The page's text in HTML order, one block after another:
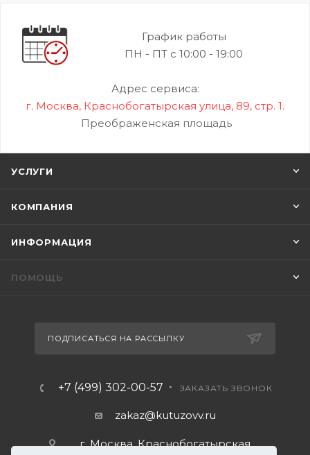
График работы
ПН - ПТ с 10:00 - 19:00
Адрес сервиса:
г. Москва, Краснобогатырская улица, 89, стр. 1.
Преображенская площадь
УСЛУГИ
КОМПАНИЯ
ИНФОРМАЦИЯ
ПОМОЩЬ
ПОДПИСАТЬСЯ НА РАССЫЛКУ
+7 (499) 302-00-57 ЗАКАЗАТЬ ЗВОНОК
zakaz@kutuzovv.ru
г. Москва, Краснобогатырская